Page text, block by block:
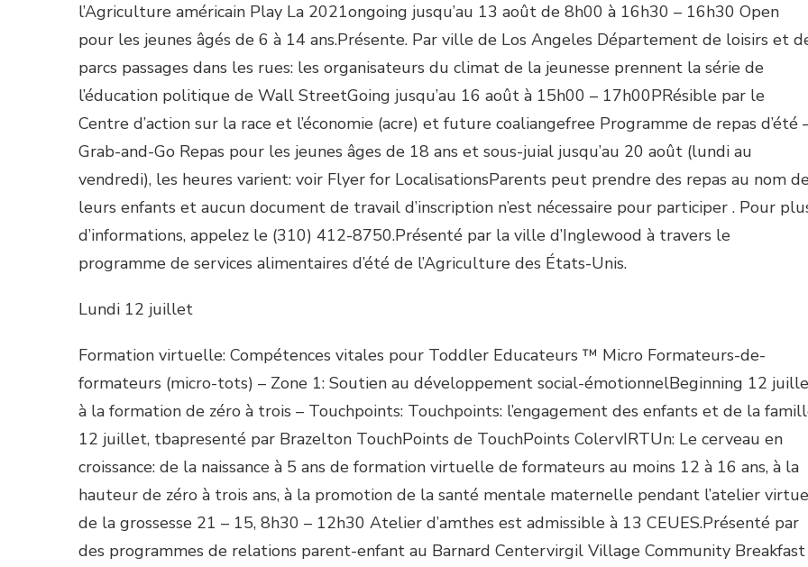
l’Agriculture américain Play La 2021ongoing jusqu’au 13 août de 8h00 à 16h30 – 16h30 Open
pour les jeunes âgés de 6 à 14 ans.Présente. Par ville de Los Angeles Département de loisirs et
parcs passages dans les rues: les organisateurs du climat de la jeunesse prennent la série de
l’éducation politique de Wall StreetGoing jusqu’au 16 août à 15h00 – 17h00PRésible par le
Centre d’action sur la race et l’économie (acre) et future coaliangefree Programme de repas d’été
Grab-and-Go Repas pour les jeunes âges de 18 ans et sous-juial jusqu’au 20 août (lundi au
vendredi), les heures varient: voir Flyer for LocalisationsParents peut prendre des repas au nom
leurs enfants et aucun document de travail d’inscription n’est nécessaire pour participer . Pour
d’informations, appelez le (310) 412-8750.Présenté par la ville d’Inglewood à travers le
programme de services alimentaires d’été de l’Agriculture des États-Unis.
Lundi 12 juillet
Formation virtuelle: Compétences vitales pour Toddler Educateurs ™ Micro Formateurs-de-
formateurs (micro-tots) – Zone 1: Soutien au développement social-émotionnelBeginning 12
à la formation de zéro à trois – Touchpoints: Touchpoints: l’engagement des enfants et de la
12 juillet, tbapresenté par Brazelton TouchPoints de TouchPoints ColervIRTUn: Le cerveau en
croissance: de la naissance à 5 ans de formation virtuelle de formateurs au moins 12 à 16 ans, à la
hauteur de zéro à trois ans, à la promotion de la santé mentale maternelle pendant l’atelier
de la grossesse 21 – 15, 8h30 – 12h30 Atelier d’amthes est admissible à 13 CEUES.Présenté par
des programmes de relations parent-enfant au Barnard Centervirgil Village Community Breakfast